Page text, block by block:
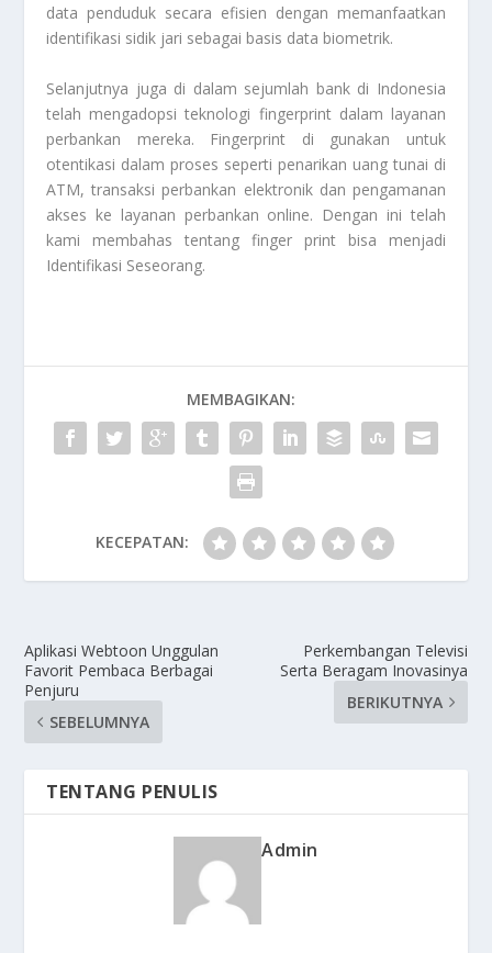
data penduduk secara efisien dengan memanfaatkan
identifikasi sidik jari sebagai basis data biometrik.
Selanjutnya juga di dalam sejumlah bank di Indonesia
telah mengadopsi teknologi fingerprint dalam layanan
perbankan mereka. Fingerprint di gunakan untuk
otentikasi dalam proses seperti penarikan uang tunai di
ATM, transaksi perbankan elektronik dan pengamanan
akses ke layanan perbankan online. Dengan ini telah
kami membahas tentang finger print bisa menjadi
Identifikasi Seseorang.
MEMBAGIKAN:
KECEPATAN:
Aplikasi Webtoon Unggulan
Favorit Pembaca Berbagai
Penjuru
SEBELUMNYA
Perkembangan Televisi
Serta Beragam Inovasinya
BERIKUTNYA
TENTANG PENULIS
Admin